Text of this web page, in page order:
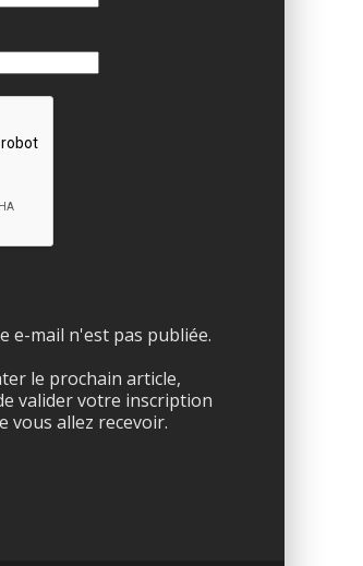
e-mail n'est pas publiée.
le prochain article,
valider votre inscription
vous allez recevoir.